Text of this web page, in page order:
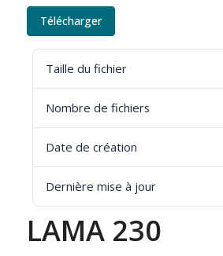
Télécharger
Taille du fichier
Nombre de fichiers
Date de création
Dernière mise à jour
LAMA 230